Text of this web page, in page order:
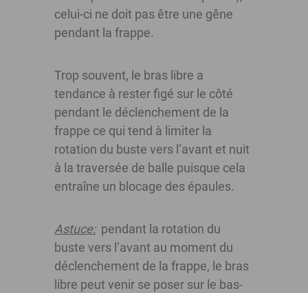
celui-ci ne doit pas être une gêne
pendant la frappe.
Trop souvent, le bras libre a
tendance à rester figé sur le côté
pendant le déclenchement de la
frappe ce qui tend à limiter la
rotation du buste vers l’avant et nuit
à la traversée de balle puisque cela
entraîne un blocage des épaules.
Astuce:pendant la rotation du
buste vers l’avant au moment du
déclenchement de la frappe, le bras
libre peut venir se poser sur le bas-